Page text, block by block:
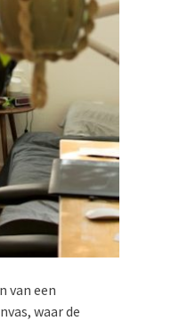
van een
waar de